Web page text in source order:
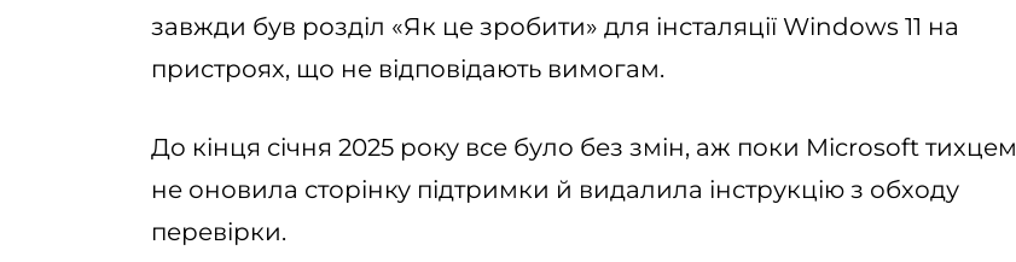
завжди був розділ «Як це зробити» для інсталяції Windows 11 на
пристроях, що не відповідають вимогам.
До кінця січня 2025 року все було без змін, аж поки Microsoft тихцем
не оновила сторінку підтримки й видалила інструкцію з обходу
перевірки.